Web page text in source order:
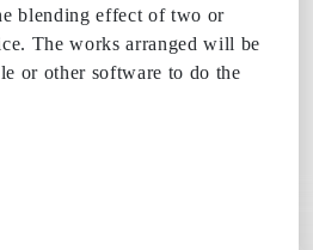
blending effect of two or
The works arranged will be
or other software to do the